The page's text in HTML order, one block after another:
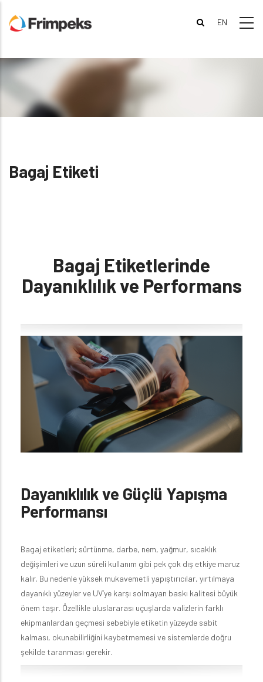
Bagaj Etiketi
Bagaj Etiketlerinde
Dayanıklılık ve Performans
Dayanıklılık ve Güçlü Yapışma
Performansı
Bagaj etiketleri; sürtünme, darbe, nem, yağmur, sıcaklık
değişimleri ve uzun süreli kullanım gibi pek çok dış etkiye maruz
kalır. Bu nedenle yüksek mukavemetli yapıştırıcılar, yırtılmaya
dayanıklı yüzeyler ve UV’ye karşı solmayan baskı kalitesi büyük
önem taşır. Özellikle uluslararası uçuşlarda valizlerin farklı
ekipmanlardan geçmesi sebebiyle etiketin yüzeyde sabit
kalması, okunabilirliğini kaybetmemesi ve sistemlerde doğru
şekilde taranması gerekir.